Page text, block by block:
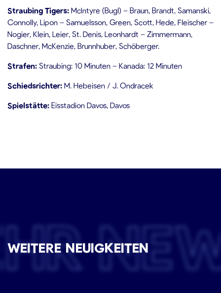
Straubing Tigers: McIntyre (Bugl) – Braun, Brandt, Samanski,
Connolly, Lipon – Samuelsson, Green, Scott, Hede, Fleischer –
Nogier, Klein, Leier, St. Denis, Leonhardt – Zimmermann,
Daschner, McKenzie, Brunnhuber, Schöberger.
Strafen: Straubing: 10 Minuten – Kanada: 12 Minuten
Schiedsrichter: M. Hebeisen / J. Ondracek
Spielstätte: Eisstadion Davos, Davos
WEITERE NEUIGKEITEN